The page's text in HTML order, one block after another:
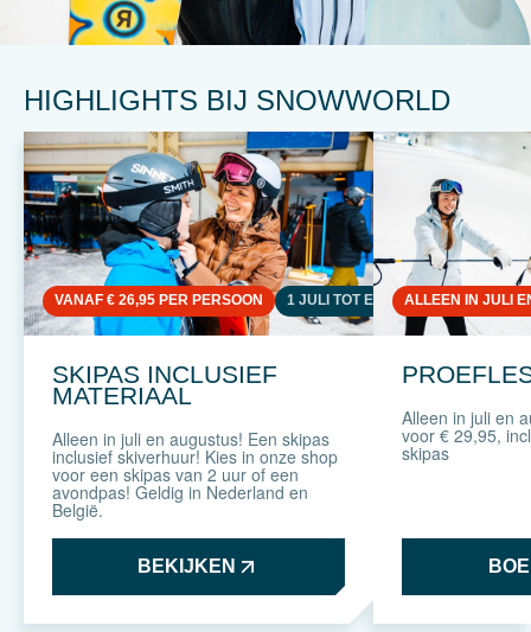
HIGHLIGHTS BIJ SNOWWORLD
VANAF € 26,95 PER PERSOON 1 JULI TOT EN MET 31 AUGUSTUS
SKIPAS INCLUSIEF
MATERIAAL
Alleen in juli en augustus! Een skipas
inclusief skiverhuur! Kies in onze shop
voor een skipas van 2 uur of een
avondpas! Geldig in Nederland en
België.
BEKIJKEN
ALLEEN IN JULI
Alleen in juli en
voor € 29,95,
skipas